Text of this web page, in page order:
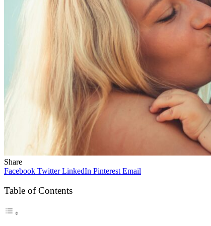
Share
Facebook Twitter LinkedIn Pinterest Email
Table of Contents